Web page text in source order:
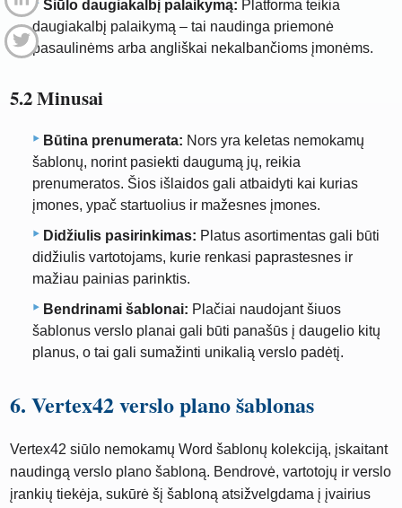
Siūlo daugiakalbį palaikymą: Platforma teikia
daugiakalbį palaikymą – tai naudinga priemonė
pasaulinėms arba angliškai nekalbančioms įmonėms.
5.2 Minusai
Būtina prenumerata: Nors yra keletas nemokamų
šablonų, norint pasiekti daugumą jų, reikia
prenumeratos. Šios išlaidos gali atbaidyti kai kurias
įmones, ypač startuolius ir mažesnes įmones.
Didžiulis pasirinkimas: Platus asortimentas gali būti
didžiulis vartotojams, kurie renkasi paprastesnes ir
mažiau painias parinktis.
Bendrinami šablonai: Plačiai naudojant šiuos
šablonus verslo planai gali būti panašūs į daugelio kitų
planus, o tai gali sumažinti unikalią verslo padėtį.
6. Vertex42 verslo plano šablonas
Vertex42 siūlo nemokamų Word šablonų kolekciją, įskaitant
naudingą verslo plano šabloną. Bendrovė, vartotojų ir verslo
įrankių tiekėja, sukūrė šį šabloną atsižvelgdama į įvairius